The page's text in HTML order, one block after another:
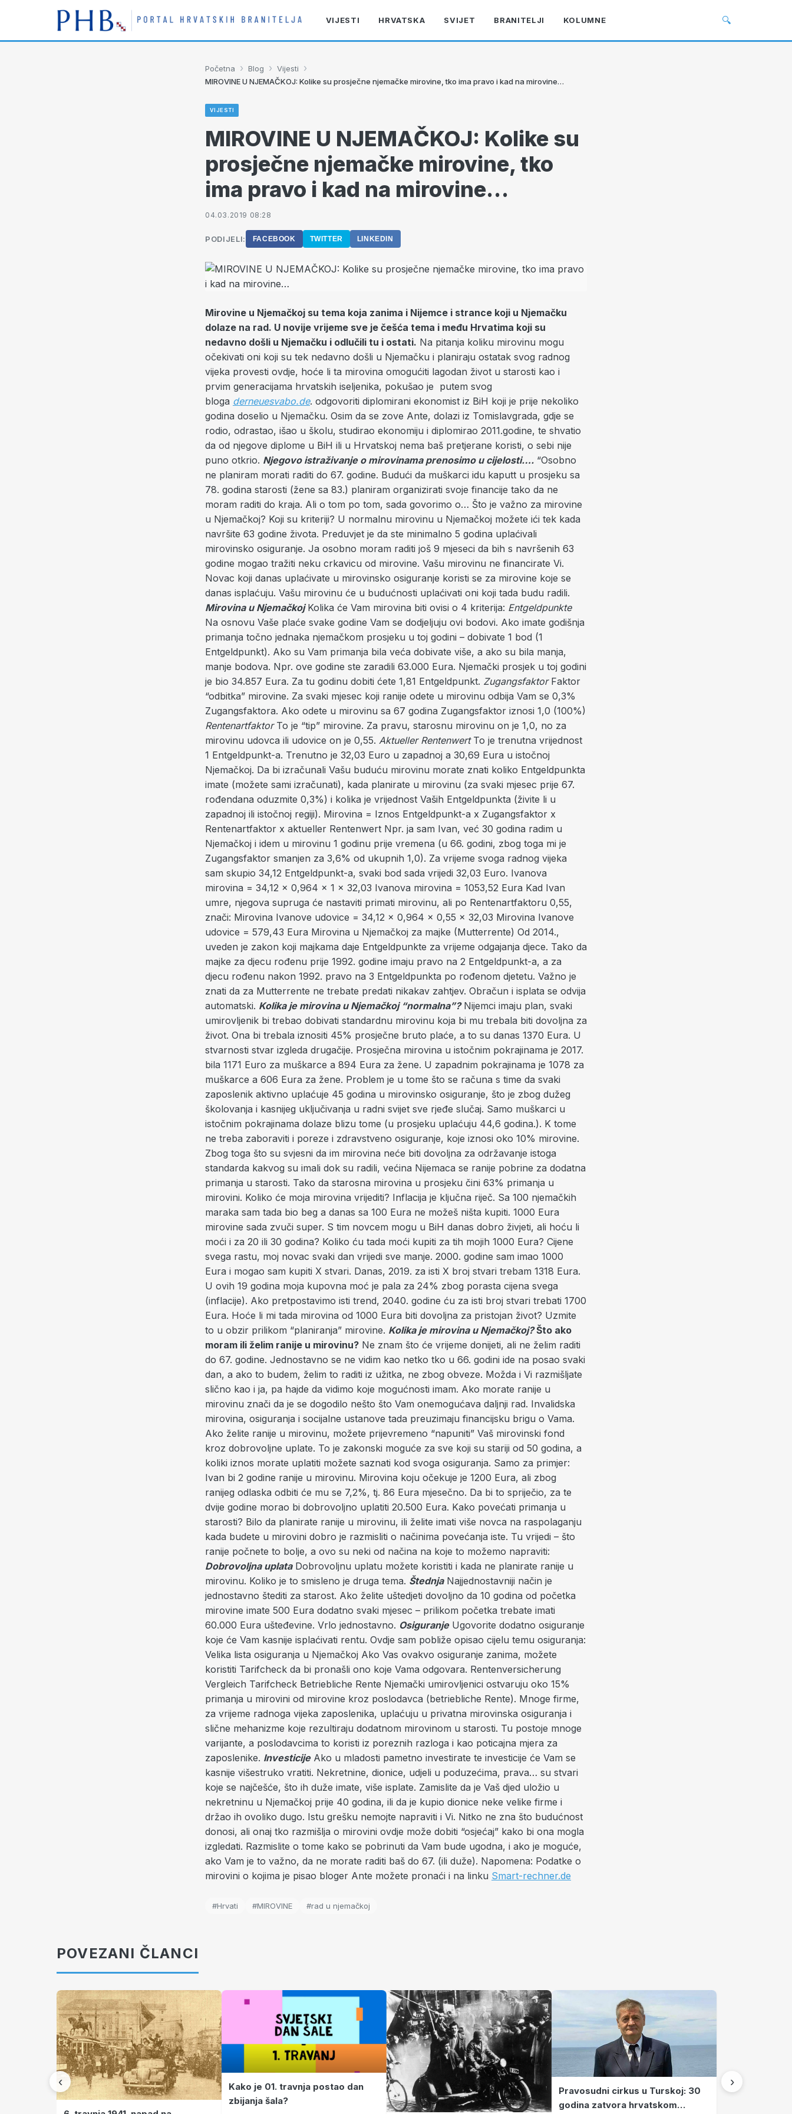
VIJESTI HRVATSKA SVIJET BRANITELJI KOLUMNE 🔍
Početna › Blog › Vijesti ›
MIROVINE U NJEMAČKOJ: Kolike su prosječne njemačke mirovine, tko ima pravo i kad na mirovine…
VIJESTI
MIROVINE U NJEMAČKOJ: Kolike su
prosječne njemačke mirovine, tko
ima pravo i kad na mirovine…
04.03.2019 08:28
PODIJELI: FACEBOOK TWITTER LINKEDIN
Mirovine u Njemačkoj su tema koja zanima i Nijemce i strance koji u Njemačku
dolaze na rad. U novije vrijeme sve je češća tema i među Hrvatima koji su
nedavno došli u Njemačku i odlučili tu i ostati. Na pitanja koliku mirovinu mogu
očekivati oni koji su tek nedavno došli u Njemačku i planiraju ostatak svog radnog
vijeka provesti ovdje, hoće li ta mirovina omogućiti lagodan život u starosti kao i
prvim generacijama hrvatskih iseljenika, pokušao je putem svog
bloga derneuesvabo.de. odgovoriti diplomirani ekonomist iz BiH koji je prije nekoliko
godina doselio u Njemačku. Osim da se zove Ante, dolazi iz Tomislavgrada, gdje se
rodio, odrastao, išao u školu, studirao ekonomiju i diplomirao 2011.godine, te shvatio
da od njegove diplome u BiH ili u Hrvatskoj nema baš pretjerane koristi, o sebi nije
puno otkrio. Njegovo istraživanje o mirovinama prenosimo u cijelosti…. “Osobno
ne planiram morati raditi do 67. godine. Budući da muškarci idu kaputt u prosjeku sa
78. godina starosti (žene sa 83.) planiram organizirati svoje financije tako da ne
moram raditi do kraja. Ali o tom po tom, sada govorimo o… Što je važno za mirovine
u Njemačkoj? Koji su kriteriji? U normalnu mirovinu u Njemačkoj možete ići tek kada
navršite 63 godine života. Preduvjet je da ste minimalno 5 godina uplaćivali
mirovinsko osiguranje. Ja osobno moram raditi još 9 mjeseci da bih s navršenih 63
godine mogao tražiti neku crkavicu od mirovine. Vašu mirovinu ne financirate Vi.
Novac koji danas uplaćivate u mirovinsko osiguranje koristi se za mirovine koje se
danas isplaćuju. Vašu mirovinu će u budućnosti uplaćivati oni koji tada budu radili.
Mirovina u NjemačkojKolika će Vam mirovina biti ovisi o 4 kriterija: Entgeldpunkte
Na osnovu Vaše plaće svake godine Vam se dodjeljuju ovi bodovi. Ako imate godišnja
primanja točno jednaka njemačkom prosjeku u toj godini – dobivate 1 bod (1
Entgeldpunkt). Ako su Vam primanja bila veća dobivate više, a ako su bila manja,
manje bodova. Npr. ove godine ste zaradili 63.000 Eura. Njemački prosjek u toj godini
je bio 34.857 Eura. Za tu godinu dobiti ćete 1,81 Entgeldpunkt. ZugangsfaktorFaktor
“odbitka” mirovine. Za svaki mjesec koji ranije odete u mirovinu odbija Vam se 0,3%
Zugangsfaktora. Ako odete u mirovinu sa 67 godina Zugangsfaktor iznosi 1,0 (100%)
RentenartfaktorTo je “tip” mirovine. Za pravu, starosnu mirovinu on je 1,0, no za
mirovinu udovca ili udovice on je 0,55. Aktueller RentenwertTo je trenutna vrijednost
1 Entgeldpunkt-a. Trenutno je 32,03 Euro u zapadnoj a 30,69 Eura u istočnoj
Njemačkoj. Da bi izračunali Vašu buduću mirovinu morate znati koliko Entgeldpunkta
imate (možete sami izračunati), kada planirate u mirovinu (za svaki mjesec prije 67.
rođendana oduzmite 0,3%) i kolika je vrijednost Vaših Entgeldpunkta (živite li u
zapadnoj ili istočnoj regiji). Mirovina = Iznos Entgeldpunkt-a x Zugangsfaktor x
Rentenartfaktor x aktueller Rentenwert Npr. ja sam Ivan, već 30 godina radim u
Njemačkoj i idem u mirovinu 1 godinu prije vremena (u 66. godini, zbog toga mi je
Zugangsfaktor smanjen za 3,6% od ukupnih 1,0). Za vrijeme svoga radnog vijeka
sam skupio 34,12 Entgeldpunkt-a, svaki bod sada vrijedi 32,03 Euro. Ivanova
mirovina = 34,12 x 0,964 x 1 x 32,03 Ivanova mirovina = 1053,52 Eura Kad Ivan
umre, njegova supruga će nastaviti primati mirovinu, ali po Rentenartfaktoru 0,55,
znači: Mirovina Ivanove udovice = 34,12 x 0,964 x 0,55 x 32,03 Mirovina Ivanove
udovice = 579,43 Eura Mirovina u Njemačkoj za majke (Mutterrente) Od 2014.,
uveden je zakon koji majkama daje Entgeldpunkte za vrijeme odgajanja djece. Tako da
majke za djecu rođenu prije 1992. godine imaju pravo na 2 Entgeldpunkt-a, a za
djecu rođenu nakon 1992. pravo na 3 Entgeldpunkta po rođenom djetetu. Važno je
znati da za Mutterrente ne trebate predati nikakav zahtjev. Obračun i isplata se odvija
automatski. Kolika je mirovina u Njemačkoj “normalna”?Nijemci imaju plan, svaki
umirovljenik bi trebao dobivati standardnu mirovinu koja bi mu trebala biti dovoljna za
život. Ona bi trebala iznositi 45% prosječne bruto plaće, a to su danas 1370 Eura. U
stvarnosti stvar izgleda drugačije. Prosječna mirovina u istočnim pokrajinama je 2017.
bila 1171 Euro za muškarce a 894 Eura za žene. U zapadnim pokrajinama je 1078 za
muškarce a 606 Eura za žene. Problem je u tome što se računa s time da svaki
zaposlenik aktivno uplaćuje 45 godina u mirovinsko osiguranje, što je zbog dužeg
školovanja i kasnijeg uključivanja u radni svijet sve rjeđe slučaj. Samo muškarci u
istočnim pokrajinama dolaze blizu tome (u prosjeku uplaćuju 44,6 godina.). K tome
ne treba zaboraviti i poreze i zdravstveno osiguranje, koje iznosi oko 10% mirovine.
Zbog toga što su svjesni da im mirovina neće biti dovoljna za održavanje istoga
standarda kakvog su imali dok su radili, većina Nijemaca se ranije pobrine za dodatna
primanja u starosti. Tako da starosna mirovina u prosjeku čini 63% primanja u
mirovini. Koliko će moja mirovina vrijediti? Inflacija je ključna riječ. Sa 100 njemačkih
maraka sam tada bio beg a danas sa 100 Eura ne možeš ništa kupiti. 1000 Eura
mirovine sada zvuči super. S tim novcem mogu u BiH danas dobro živjeti, ali hoću li
moći i za 20 ili 30 godina? Koliko ću tada moći kupiti za tih mojih 1000 Eura? Cijene
svega rastu, moj novac svaki dan vrijedi sve manje. 2000. godine sam imao 1000
Eura i mogao sam kupiti X stvari. Danas, 2019. za isti X broj stvari trebam 1318 Eura.
U ovih 19 godina moja kupovna moć je pala za 24% zbog porasta cijena svega
(inflacije). Ako pretpostavimo isti trend, 2040. godine ću za isti broj stvari trebati 1700
Eura. Hoće li mi tada mirovina od 1000 Eura biti dovoljna za pristojan život? Uzmite
to u obzir prilikom “planiranja” mirovine. Kolika je mirovina u Njemačkoj?Što ako
moram ili želim ranije u mirovinu? Ne znam što će vrijeme donijeti, ali ne želim raditi
do 67. godine. Jednostavno se ne vidim kao netko tko u 66. godini ide na posao svaki
dan, a ako to budem, želim to raditi iz užitka, ne zbog obveze. Možda i Vi razmišljate
slično kao i ja, pa hajde da vidimo koje mogućnosti imam. Ako morate ranije u
mirovinu znači da je se dogodilo nešto što Vam onemogućava daljnji rad. Invalidska
mirovina, osiguranja i socijalne ustanove tada preuzimaju financijsku brigu o Vama.
Ako želite ranije u mirovinu, možete prijevremeno “napuniti” Vaš mirovinski fond
kroz dobrovoljne uplate. To je zakonski moguće za sve koji su stariji od 50 godina, a
koliki iznos morate uplatiti možete saznati kod svoga osiguranja. Samo za primjer:
Ivan bi 2 godine ranije u mirovinu. Mirovina koju očekuje je 1200 Eura, ali zbog
ranijeg odlaska odbiti će mu se 7,2%, tj. 86 Eura mjesečno. Da bi to spriječio, za te
dvije godine morao bi dobrovoljno uplatiti 20.500 Eura. Kako povećati primanja u
starosti? Bilo da planirate ranije u mirovinu, ili želite imati više novca na raspolaganju
kada budete u mirovini dobro je razmisliti o načinima povećanja iste. Tu vrijedi – što
ranije počnete to bolje, a ovo su neki od načina na koje to možemo napraviti:
Dobrovoljna uplataDobrovoljnu uplatu možete koristiti i kada ne planirate ranije u
mirovinu. Koliko je to smisleno je druga tema. ŠtednjaNajjednostavniji način je
jednostavno štediti za starost. Ako želite uštedjeti dovoljno da 10 godina od početka
mirovine imate 500 Eura dodatno svaki mjesec – prilikom početka trebate imati
60.000 Eura ušteđevine. Vrlo jednostavno. OsiguranjeUgovorite dodatno osiguranje
koje će Vam kasnije isplaćivati rentu. Ovdje sam pobliže opisao cijelu temu osiguranja:
Velika lista osiguranja u Njemačkoj Ako Vas ovakvo osiguranje zanima, možete
koristiti Tarifcheck da bi pronašli ono koje Vama odgovara. Rentenversicherung
Vergleich Tarifcheck Betriebliche Rente Njemački umirovljenici ostvaruju oko 15%
primanja u mirovini od mirovine kroz poslodavca (betriebliche Rente). Mnoge firme,
za vrijeme radnoga vijeka zaposlenika, uplaćuju u privatna mirovinska osiguranja i
slične mehanizme koje rezultiraju dodatnom mirovinom u starosti. Tu postoje mnoge
varijante, a poslodavcima to koristi iz poreznih razloga i kao poticajna mjera za
zaposlenike. InvesticijeAko u mladosti pametno investirate te investicije će Vam se
kasnije višestruko vratiti. Nekretnine, dionice, udjeli u poduzećima, prava… su stvari
koje se najčešće, što ih duže imate, više isplate. Zamislite da je Vaš djed uložio u
nekretninu u Njemačkoj prije 40 godina, ili da je kupio dionice neke velike firme i
držao ih ovoliko dugo. Istu grešku nemojte napraviti i Vi. Nitko ne zna što budućnost
donosi, ali onaj tko razmišlja o mirovini ovdje može dobiti “osjećaj” kako bi ona mogla
izgledati. Razmislite o tome kako se pobrinuti da Vam bude ugodna, i ako je moguće,
ako Vam je to važno, da ne morate raditi baš do 67. (ili duže). Napomena: Podatke o
mirovini o kojima je pisao bloger Ante možete pronaći i na linku Smart-rechner.de
#Hrvati #MIROVINE #rad u njemačkoj
POVEZANI ČLANCI
‹
Kako je 01. travnja postao dan
zbijanja šala?
Pravosudni cirkus u Turskoj: 30
godina zatvora hrvatskom
›